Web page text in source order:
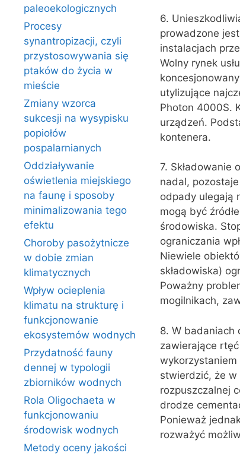
6.
prowadzone
instalacjach
Wolny rynek
utylizujące
Photon 4000S.
urządzeń.
kontenera.
7.
nadal,
odpady ulegają
mogą być
środowiska.
ograniczania
Niewiele
składowiska)
Poważny
mogilnikach,
8. W badaniach
zawierające
wykorzystaniem
stwierdzić, że
rozpuszczalnej
drodze
Ponieważ
rozważyć
paleoekologicznych
Procesy
synantropizacji, czyli
przystosowywania się
ptaków do życia w
mieście
Zmiany wzorca
sukcesji na wysypisku
popiołów
pospalarnianych
Oddziaływanie
oświetlenia miejskiego
na faunę i sposoby
minimalizowania tego
efektu
Choroby pasożytnicze
w dobie zmian
klimatycznych
Wpływ ocieplenia
klimatu na strukturę i
funkcjonowanie
ekosystemów wodnych
Przydatność fauny
dennej w typologii
zbiorników wodnych
Rola Oligochaeta w
funkcjonowaniu
środowisk wodnych
Metody oceny jakości